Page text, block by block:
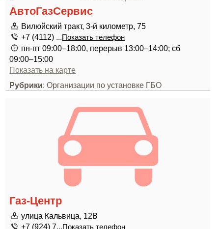
АвтоГазСервис
Вилюйский тракт, 3-й километр, 75
+7 (4112) ...Показать телефон
пн-пт 09:00–18:00, перерыв 13:00–14:00; сб
09:00–15:00
Показать на карте
Рубрики: Организации по установке ГБО
Газ-Центр
улица Кальвица, 12В
+7 (924) 7...Показать телефон